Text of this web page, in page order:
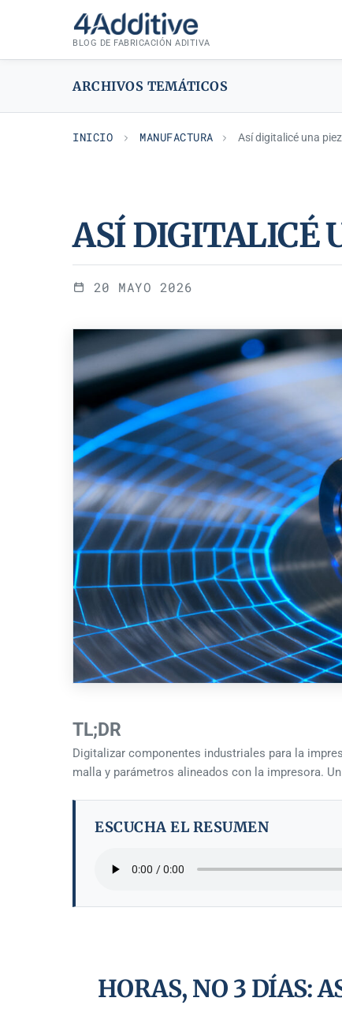
BLOG DE FABRICACIÓN ADITIVA
ARCHIVOS TEMÁTICOS
INICIO MANUFACTURA Así digitalicé una
MANUFACTURA
ASÍ DIGITALICÉ
20 MAYO 2026
TL;DR
Digitalizar componentes industriales para la
malla y parámetros alineados con la impresora.
ESCUCHA EL RESUMEN
HORAS, NO 3 DÍAS: